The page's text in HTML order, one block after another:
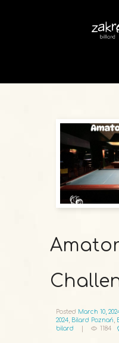
Posted March 10,
2024 Bilard Poznań
bilard
1184